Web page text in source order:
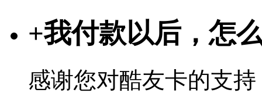
+我付款以后，怎
感谢您对酷友卡的支